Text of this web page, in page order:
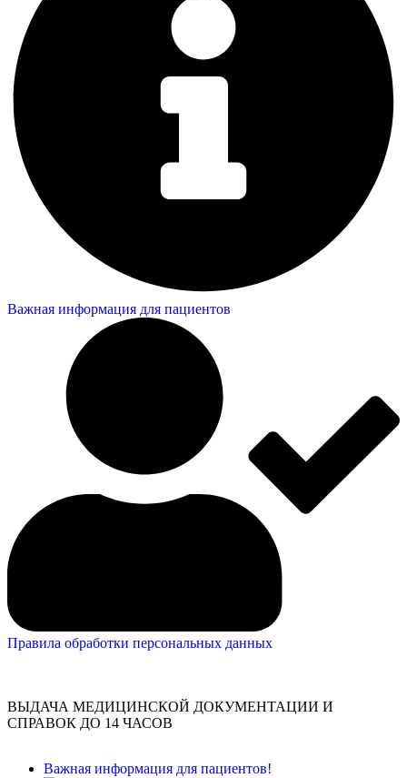
Важная информация для пациентов
Правила обработки персональных данных
ВЫДАЧА МЕДИЦИНСКОЙ ДОКУМЕНТАЦИИ И
СПРАВОК ДО 14 ЧАСОВ
Важная информация для пациентов!